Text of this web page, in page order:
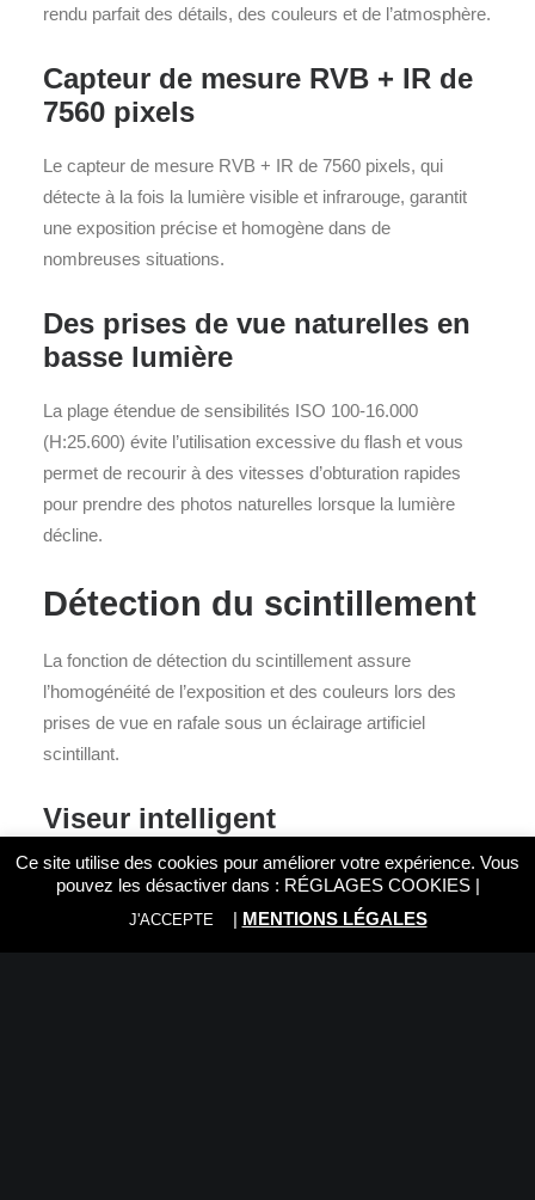
rendu parfait des détails, des couleurs et de l’atmosphère.
Capteur de mesure RVB + IR de
7560 pixels
Le capteur de mesure RVB + IR de 7560 pixels, qui
détecte à la fois la lumière visible et infrarouge, garantit
une exposition précise et homogène dans de
nombreuses situations.
Des prises de vue naturelles en
basse lumière
La plage étendue de sensibilités ISO 100-16.000
(H:25.600) évite l’utilisation excessive du flash et vous
permet de recourir à des vitesses d’obturation rapides
pour prendre des photos naturelles lorsque la lumière
décline.
Détection du scintillement
La fonction de détection du scintillement assure
l’homogénéité de l’exposition et des couleurs lors des
prises de vue en rafale sous un éclairage artificiel
scintillant.
Viseur intelligent
Visualisez tous les éléments de votre photo d’un bord à
l’autre du cadre grâce aux réglages de prise de vue qui
s’affichent instantanément et au viseur intelligent à
Ce site utilise des cookies pour améliorer votre expérience. Vous
pouvez les désactiver dans : RÉGLAGES COOKIES|
J'ACCEPTE | MENTIONS LÉGALES